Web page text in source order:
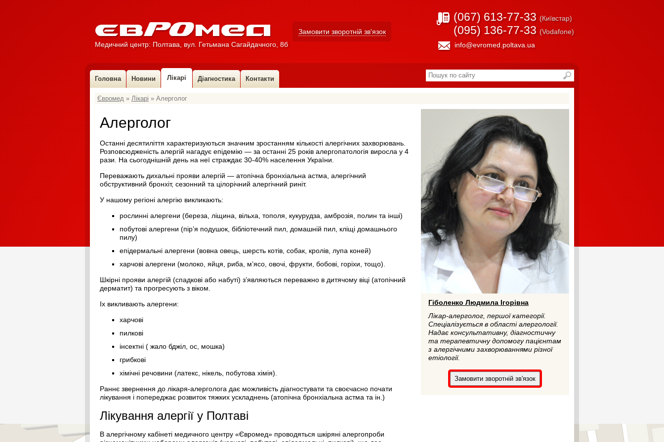
Медичний центр: Полтава, вул. Гетьмана Сагайдачного, 8б
Замовити зворотній зв'язок
(067) 613-77-33 (Київстар)
(095) 136-77-33 (Vodafone)
info@evromed.poltava.ua
Головна Новини Лікарі
УЗ-діагност
Уролог
Стоматолог
Проктолог
Сімейний лікар
Алерголог
Ендокринолог
Невролог
Педіатр
Діагностика Контакти
Євромед » Лікарі » Алерголог
Алерголог
Останні десятиліття характеризуються значним зростанням кількості алергічних захворювань.
Розповсюдженість алергій нагадує епідемію — за останні 25 років алергопатологія виросла у 4
рази. На сьогоднішній день на неї страждає 30-40% населення України.
Переважають дихальні прояви алергій — атопічна бронхіальна астма, алергічний
обструктивний бронхіт, сезонний та цілорічний алергічний риніт.
У нашому регіоні алергію викликають:
рослинні алергени (береза, ліщина, вільха, тополя, кукурудза, амброзія, полин та інші)
побутові алергени (пір’я подушок, бібліотечний пил, домашній пил, кліщі домашнього
пилу)
епідермальні алергени (вовна овець, шерсть котів, собак, кролів, лупа коней)
харчові алергени (молоко, яйця, риба, м’ясо, овочі, фрукти, бобові, горіхи, тощо).
Шкірні прояви алергій (спадкові або набуті) з’являються переважно в дитячому віці (атопічний
дерматит) та прогресують з віком.
Іх викливають алергени:
харчові
пилкові
інсектні ( жало бджіл, ос, мошка)
грибкові
хімічні речовини (латекс, нікель, побутова хімія).
Раннє звернення до лікаря-алерголога дає можливість діагностувати та своєчасно почати
лікування і попереджає розвиток тяжких ускладнень (атопічна бронхіальна астма та ін.)
Лікування алергії у Полтаві
В алергічному кабінеті медичного центру «Євромед» проводяться шкіряні алергопроби
Гіболенко Людмила Ігорівна
Лікар-алерголог, першої категорії.
Спеціалізується в області алергології.
Надає консультативну, діагностичну
та терапевтичну допомогу пацієнтам
з алергічними захворюваннями різної
етіології.
Замовити зворотній зв'язок